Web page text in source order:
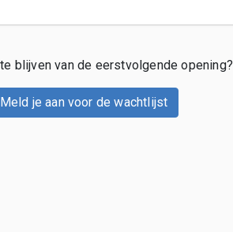
blijven van de eerstvolgende opening?
Meld je aan voor de wachtlijst